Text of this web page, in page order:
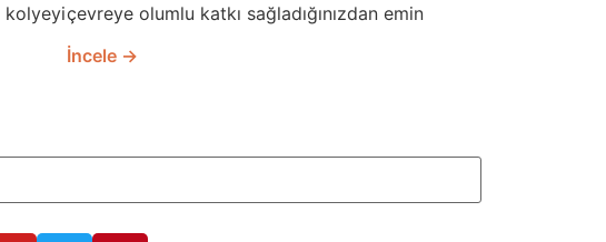
kolyeyiçevreye olumlu katkı sağladığınızdan emin
İncele →